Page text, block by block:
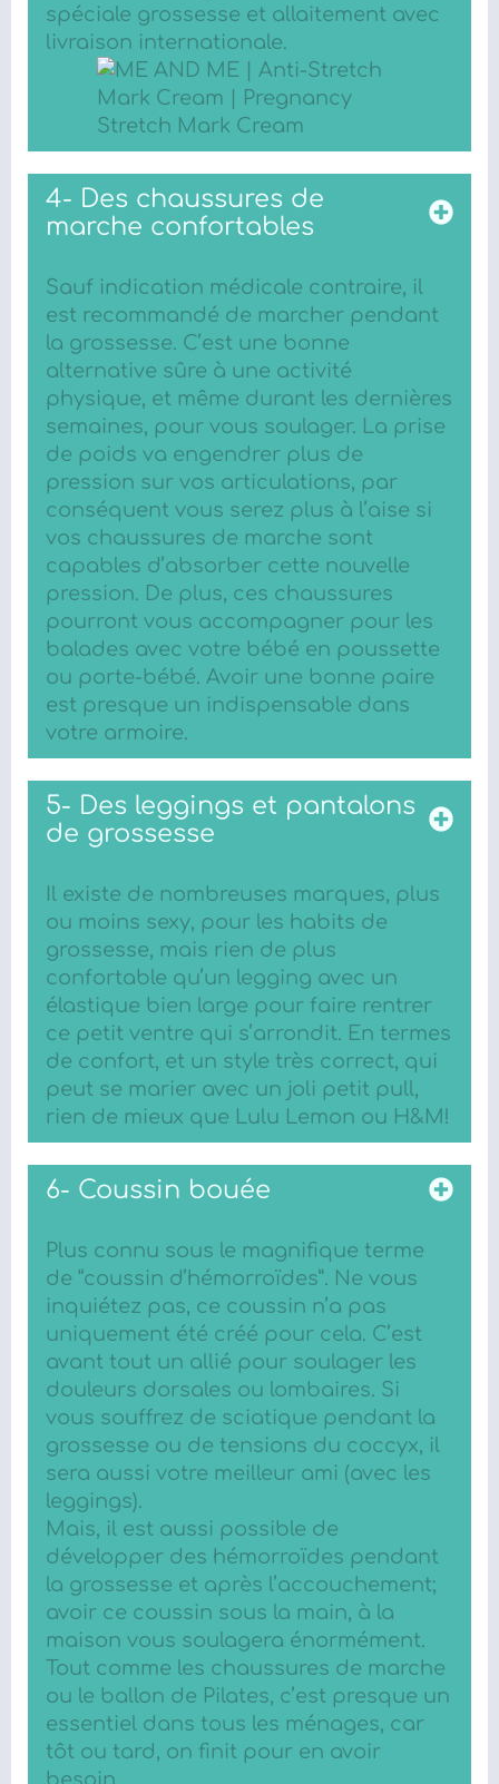
spéciale grossesse et allaitement avec
livraison internationale.
4- Des chaussures de
marche confortables
Sauf indication médicale contraire, il
est recommandé de marcher pendant
la grossesse. C’est une bonne
alternative sûre à une activité
physique, et même durant les dernières
semaines, pour vous soulager. La prise
de poids va engendrer plus de
pression sur vos articulations, par
conséquent vous serez plus à l’aise si
vos chaussures de marche sont
capables d’absorber cette nouvelle
pression. De plus, ces chaussures
pourront vous accompagner pour les
balades avec votre bébé en poussette
ou porte-bébé. Avoir une bonne paire
est presque un indispensable dans
votre armoire.
5- Des leggings et pantalons
de grossesse
Il existe de nombreuses marques, plus
ou moins sexy, pour les habits de
grossesse, mais rien de plus
confortable qu’un legging avec un
élastique bien large pour faire rentrer
ce petit ventre qui s’arrondit. En termes
de confort, et un style très correct, qui
peut se marier avec un joli petit pull,
rien de mieux que Lulu Lemon ou H&M!
6- Coussin bouée
Plus connu sous le magnifique terme
de “coussin d’hémorroïdes”. Ne vous
inquiétez pas, ce coussin n’a pas
uniquement été créé pour cela. C’est
avant tout un allié pour soulager les
douleurs dorsales ou lombaires. Si
vous souffrez de sciatique pendant la
grossesse ou de tensions du coccyx, il
sera aussi votre meilleur ami (avec les
leggings).
Mais, il est aussi possible de
développer des hémorroïdes pendant
la grossesse et après l’accouchement;
avoir ce coussin sous la main, à la
maison vous soulagera énormément.
Tout comme les chaussures de marche
ou le ballon de Pilates, c’est presque un
essentiel dans tous les ménages, car
tôt ou tard, on finit pour en avoir
besoin.